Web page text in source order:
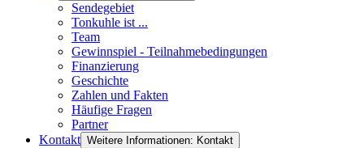
Sendegebiet
Tonkuhle ist ...
Team
Gewinnspiel - Teilnahmebedingungen
Finanzierung
Geschichte
Zahlen und Fakten
Häufige Fragen
Partner
Kontakt Weitere Informationen: Kontakt